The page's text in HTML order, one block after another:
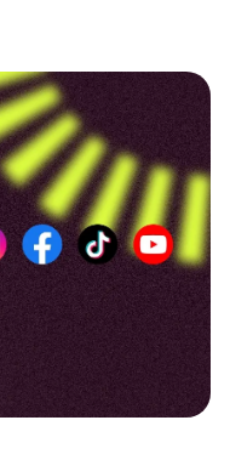
Analyse der